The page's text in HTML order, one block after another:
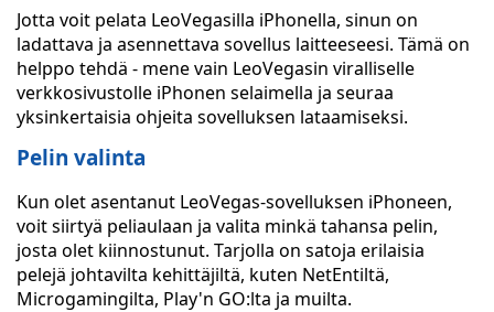
Jotta voit pelata LeoVegasilla iPhonella, sinun on
ladattava ja asennettava sovellus laitteeseesi. Tämä on
helppo tehdä - mene vain LeoVegasin viralliselle
verkkosivustolle iPhonen selaimella ja seuraa
yksinkertaisia ohjeita sovelluksen lataamiseksi.
Pelin valinta
Kun olet asentanut LeoVegas-sovelluksen iPhoneen,
voit siirtyä peliaulaan ja valita minkä tahansa pelin,
josta olet kiinnostunut. Tarjolla on satoja erilaisia
pelejä johtavilta kehittäjiltä, kuten NetEntiltä,
Microgamingilta, Play'n GO:lta ja muilta.